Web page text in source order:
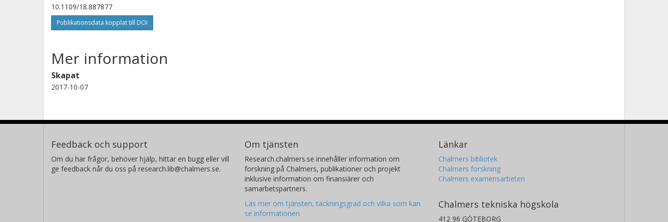
10.1109/18.887877
Publikationsdata kopplat till DOI
Mer information
Skapat
2017-10-07
Feedback och support
Om du har frågor, behöver hjälp, hittar en bugg eller vill
ge feedback når du oss på research.lib@chalmers.se.
Om tjänsten
Research.chalmers.se innehåller information om
forskning på Chalmers, publikationer och projekt
inklusive information om finansiärer och
samarbetspartners.
Läs mer om tjänsten, täckningsgrad och vilka som kan
se informationen
Länkar
Chalmers bibliotek
Chalmers forskning
Chalmers examensarbeten
Chalmers tekniska högskola
412 96 GÖTEBORG